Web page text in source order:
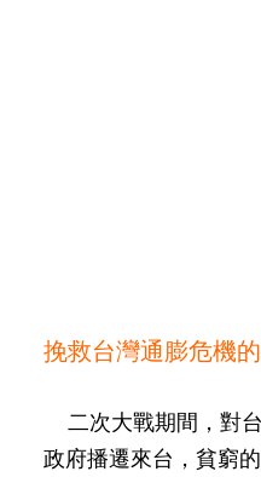
挽救台灣通膨危機
二次大戰期間，對
政府播遷來台，貧窮